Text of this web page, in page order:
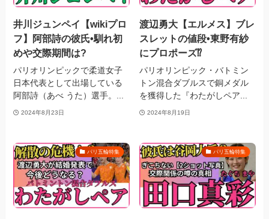
井川ジュンペイ【wikiプロ
フ】阿部詩の彼氏•馴れ初
めや交際期間は?
パリオリンピックで柔道女子
日本代表として出場している
阿部詩（あべ うた）選手。...
2024年8月23日
渡辺勇大【エルメス】ブレ
スレットの値段•東野有紗
にプロポーズ⁉︎
パリオリンピック・バトミン
トン混合ダブルスで銅メダル
を獲得した『わたがしペア...
2024年8月19日
パリ五輪特集 パリ五輪特集